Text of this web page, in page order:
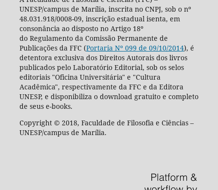
UNESP/campus de Marília, inscrita no CNPJ, sob o nº
48.031.918/0008-09, inscrição estadual isenta, em
consonância ao disposto no Artigo 18º
do Regulamento da Comissão Permanente de
Publicações da FFC (Portaria Nº 099 de 09/10/2014), é
detentora exclusiva dos Direitos Autorais dos livros
publicados pelo Laboratório Editorial, sob os selos
editoriais "Oficina Universitária" e "Cultura
Acadêmica", respectivamente da FFC e da Editora
UNESP, e disponibiliza o download gratuito e completo
de seus e-books.
Copyright © 2018, Faculdade de Filosofia e Ciências –
UNESP/campus de Marília.